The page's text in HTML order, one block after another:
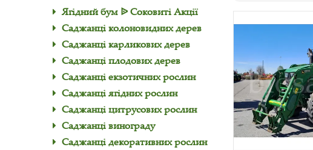
Ягідний бум ᐉ Соковиті Акції
Саджанці колоновидних дерев
Саджанці карликових дерев
Саджанці плодових дерев
Саджанці екзотичних рослин
Саджанці ягідних рослин
Саджанці цитрусових рослин
Саджанці винограду
Саджанці декоративних рослин